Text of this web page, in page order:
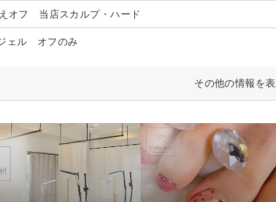
オフ 当店スカルプ・ハード
ェル オフのみ
その他の情報を